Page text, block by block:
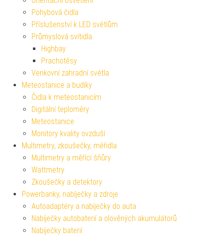
Pohybová čidla
Příslušenství k LED světlům
Průmyslová svítidla
Highbay
Prachotěsy
Venkovní zahradní světla
Meteostanice a budíky
Čidla k meteostanicím
Digitální teploměry
Meteostanice
Monitory kvality ovzduší
Multimetry, zkoušečky, měřidla
Multimetry a měřící šňůry
Wattmetry
Zkoušečky a detektory
Powerbanky, nabíječky a zdroje
Autoadaptéry a nabíječky do auta
Nabíječky autobaterií a olověných akumulátorů
Nabíječky baterií